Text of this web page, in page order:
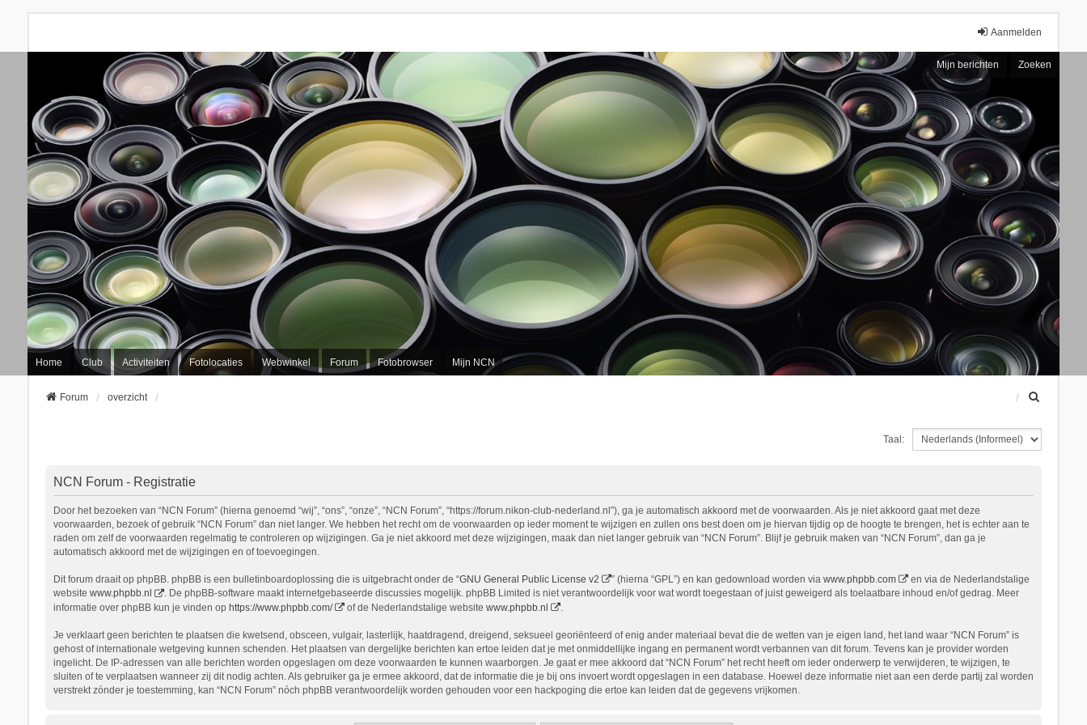
Aanmelden
Mijn berichten Zoeken
Home Club Activiteiten Fotolocaties Webwinkel Forum Fotobrowser Mijn NCN
Forum overzicht
e
Taal:
NCN Forum - Registratie
Door het bezoeken van “NCN Forum” (hierna genoemd “wij”, “ons”, “onze”, “NCN Forum”, “https://forum.nikon-club-nederland.nl”), ga je automatisch akkoord met de voorwaarden. Als je niet akkoord gaat met deze
voorwaarden, bezoek of gebruik “NCN Forum” dan niet langer. We hebben het recht om de voorwaarden op ieder moment te wijzigen en zullen ons best doen om je hiervan tijdig op de hoogte te brengen, het is echter aan te
raden om zelf de voorwaarden regelmatig te controleren op wijzigingen. Ga je niet akkoord met deze wijzigingen, maak dan niet langer gebruik van “NCN Forum”. Blijf je gebruik maken van “NCN Forum”, dan ga je
automatisch akkoord met de wijzigingen en of toevoegingen.
Dit forum draait op phpBB. phpBB is een bulletinboardoplossing die is uitgebracht onder de “GNU General Public License v2 ” (hierna “GPL”) en kan gedownload worden via www.phpbb.com
en via de Nederlandstalige
website www.phpbb.nl
. De phpBB-software maakt internetgebaseerde discussies mogelijk. phpBB Limited is niet verantwoordelijk voor wat wordt toegestaan of juist geweigerd als toelaatbare inhoud en/of gedrag. Meer
informatie over phpBB kun je vinden op https://www.phpbb.com/ of de Nederlandstalige website www.phpbb.nl .
Je verklaart geen berichten te plaatsen die kwetsend, obsceen, vulgair, lasterlijk, haatdragend, dreigend, seksueel georiënteerd of enig ander materiaal bevat die de wetten van je eigen land, het land waar “NCN Forum” is
gehost of internationale wetgeving kunnen schenden. Het plaatsen van dergelijke berichten kan ertoe leiden dat je met onmiddellijke ingang en permanent wordt verbannen van dit forum. Tevens kan je provider worden
ingelicht. De IP-adressen van alle berichten worden opgeslagen om deze voorwaarden te kunnen waarborgen. Je gaat er mee akkoord dat “NCN Forum” het recht heeft om ieder onderwerp te verwijderen, te wijzigen, te
sluiten of te verplaatsen wanneer zij dit nodig achten. Als gebruiker ga je ermee akkoord, dat de informatie die je bij ons invoert wordt opgeslagen in een database. Hoewel deze informatie niet aan een derde partij zal worden
verstrekt zónder je toestemming, kan “NCN Forum” nóch phpBB verantwoordelijk worden gehouden voor een hackpoging die ertoe kan leiden dat de gegevens vrijkomen.